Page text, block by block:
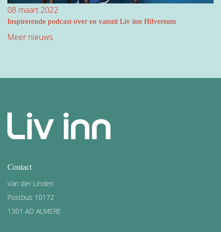
*Verplichte velden
08 maart 2022
Inspirerende podcast over en vanuit Liv inn Hilversum
Meer nieuws
Contact
Van der Linden
Postbus 10172
1301 AD ALMERE